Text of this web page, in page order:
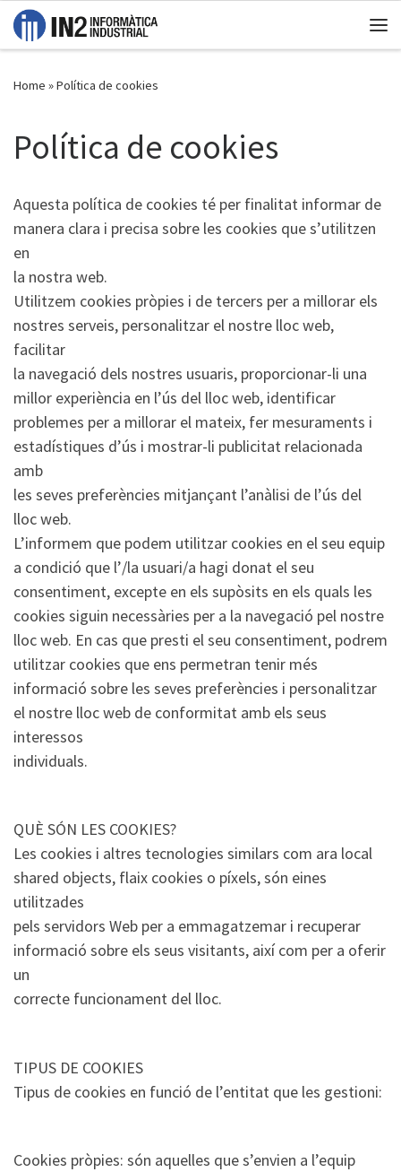
Skip to content
Home »Política de cookies
Política de cookies
Aquesta política de cookies té per finalitat informar de
manera clara i precisa sobre les cookies que s’utilitzen
en
la nostra web.
Utilitzem cookies pròpies i de tercers per a millorar els
nostres serveis, personalitzar el nostre lloc web,
facilitar
la navegació dels nostres usuaris, proporcionar-li una
millor experiència en l’ús del lloc web, identificar
problemes per a millorar el mateix, fer mesuraments i
estadístiques d’ús i mostrar-li publicitat relacionada
amb
les seves preferències mitjançant l’anàlisi de l’ús del
lloc web.
L’informem que podem utilitzar cookies en el seu equip
a condició que l’/la usuari/a hagi donat el seu
consentiment, excepte en els supòsits en els quals les
cookies siguin necessàries per a la navegació pel nostre
lloc web. En cas que presti el seu consentiment, podrem
utilitzar cookies que ens permetran tenir més
informació sobre les seves preferències i personalitzar
el nostre lloc web de conformitat amb els seus
interessos
individuals.
QUÈ SÓN LES COOKIES?
Les cookies i altres tecnologies similars com ara local
shared objects, flaix cookies o píxels, són eines
utilitzades
pels servidors Web per a emmagatzemar i recuperar
informació sobre els seus visitants, així com per a oferir
un
correcte funcionament del lloc.
TIPUS DE COOKIES
Tipus de cookies en funció de l’entitat que les gestioni:
Cookies pròpies: són aquelles que s’envien a l’equip